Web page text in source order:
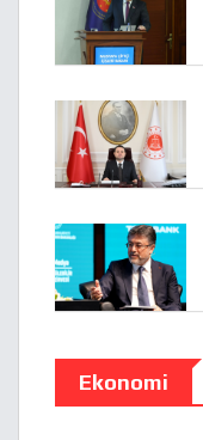
Ekonomi